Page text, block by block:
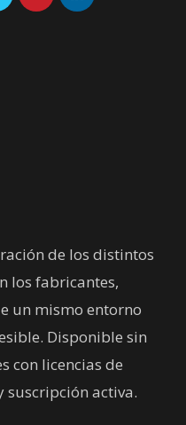
de los distintos
los fabricantes,
un mismo entorno
Disponible sin
con licencias de
suscripción activa.